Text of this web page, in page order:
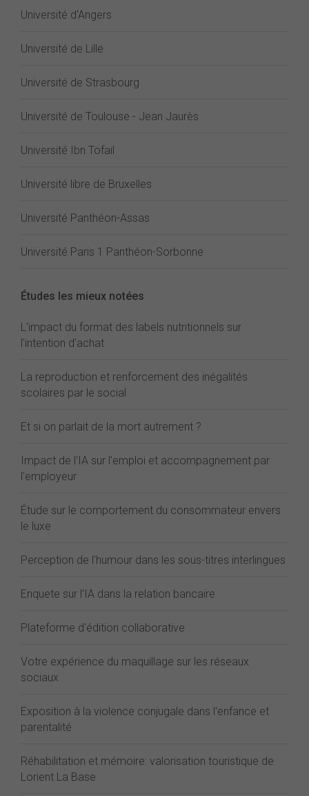
Université d'Angers
Université de Lille
Université de Strasbourg
Université de Toulouse - Jean Jaurès
Université Ibn Tofail
Université libre de Bruxelles
Université Panthéon-Assas
Université Paris 1 Panthéon-Sorbonne
Études les mieux notées
L'impact du format des labels nutritionnels sur
l'intention d'achat
La reproduction et renforcement des inégalités
scolaires par le social
Et si on parlait de la mort autrement ?
Impact de l'IA sur l'emploi et accompagnement par
l'employeur
Étude sur le comportement du consommateur envers
le luxe
Perception de l'humour dans les sous-titres interlingues
Enquete sur l'IA dans la relation bancaire
Plateforme d'édition collaborative
Votre expérience du maquillage sur les réseaux
sociaux
Exposition à la violence conjugale dans l'enfance et
parentalité
Réhabilitation et mémoire: valorisation touristique de
Lorient La Base